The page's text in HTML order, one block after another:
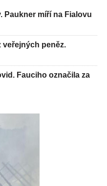
Paukner míří na Fialovu
veřejných peněz.
Fauciho označila za